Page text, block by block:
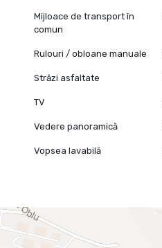
Mijloace de transport în
comun
Rulouri / obloane manuale
Străzi asfaltate
TV
Vedere panoramică
Vopsea lavabilă